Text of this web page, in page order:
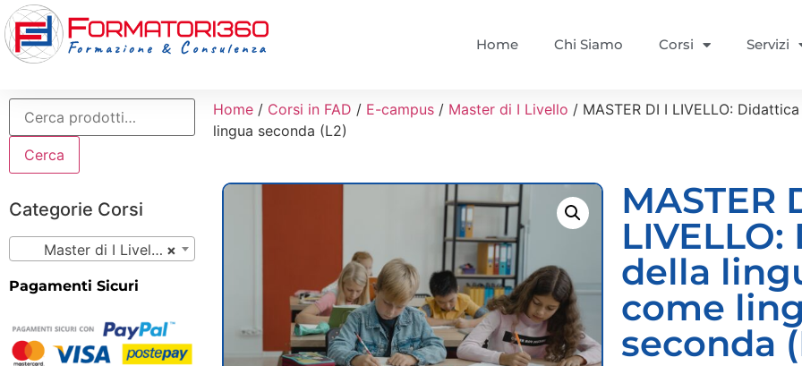
Home Chi Siamo Corsi Servizi
Cerca
Categorie Corsi
×
Master di I Livello (17)
Pagamenti Sicuri
Home/ Corsi in FAD / E-campus/ Master di I Livello / MASTER DI I LIVELLO:
lingua seconda (L2)
MASTER
della
come
seconda